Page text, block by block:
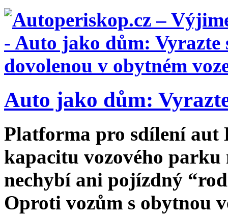
Auto jako dům:
Platforma pro sdílení aut
kapacitu vozového parku
nechybí ani pojízdný
Oproti vozům s obytnou